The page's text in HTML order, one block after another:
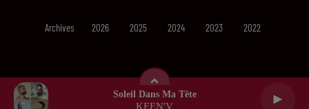
Soleil Dans Ma Tête
KEEN'V
Archives 2026 2025 2024 2023 2022